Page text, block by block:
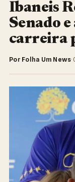
Ibaneis
Senado
carreira
Por Folha Um News·